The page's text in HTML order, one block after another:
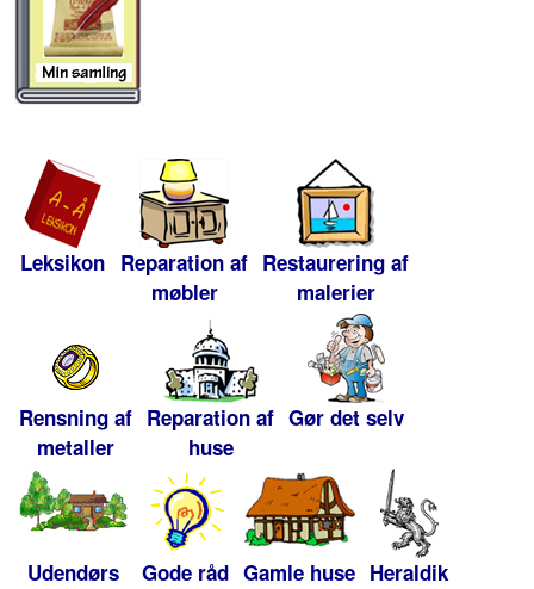
Leksikon Reparation af
møbler
Restaurering af
malerier
Rensning af
metaller
Reparation af
huse
Gør det selv
Udendørs Gode råd Gamle huse Heraldik